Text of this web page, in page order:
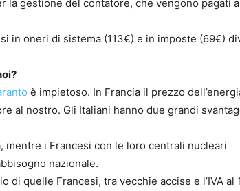
la gestione del contatore, che vengono pagati
in oneri di sistema (113€) e in imposte (69€)
è impietoso. In Francia il prezzo
al nostro. Gli Italiani hanno due grandi
mentre i Francesi con le loro centrali nucleari
nazionale.
di quelle Francesi, tra vecchie accise e l’IVA al